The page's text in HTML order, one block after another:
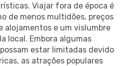
Viajar fora de época é
de menos multidões, preços
alojamentos e um vislumbre
local. Embora algumas
estar limitadas devido
as atrações populares